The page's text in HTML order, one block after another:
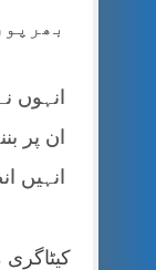
انہوں
ان پر
انہیں